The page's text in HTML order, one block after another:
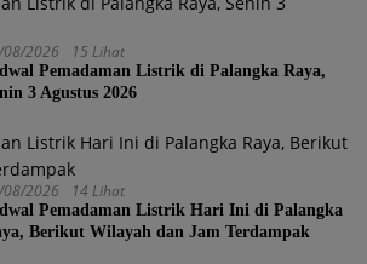
08/2026 15 Lihat
Pemadaman Listrik di Palangka Raya,
3 Agustus 2026
08/2026 14 Lihat
Pemadaman Listrik Hari Ini di Palangka
Berikut Wilayah dan Jam Terdampak